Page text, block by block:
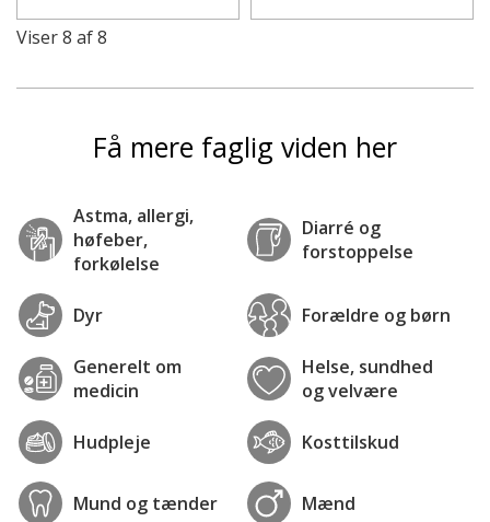
Viser8 af8
Få mere faglig viden her
Astma, allergi,
høfeber,
forkølelse
Diarré og
forstoppelse
Dyr Forældre og børn
Generelt om
medicin
Helse, sundhed
og velvære
Hudpleje Kosttilskud
Mund og tænder Mænd